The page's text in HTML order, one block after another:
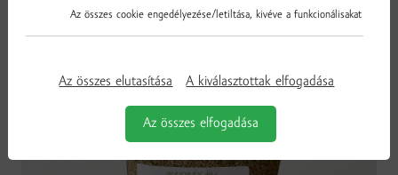
Az összes cookie engedélyezése/letiltása, kivéve a funkcionálisakat
Az összes elutasítása A kiválasztottak elfogadása
Az összes elfogadása